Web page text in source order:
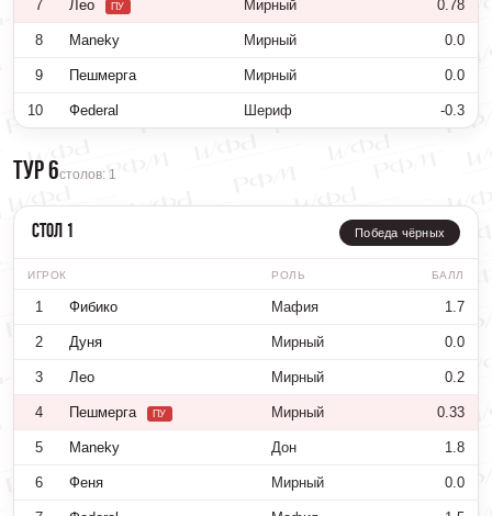
7 Лео ПУ Мирный 0.78
8 Maneky Мирный 0.0
9 Пешмерга Мирный 0.0
10 Фederal Шериф -0.3
Тур 6столов: 1
Стол 1 Победа чёрных
ИГРОК РОЛЬ БАЛЛ
1 Фибико Мафия 1.7
2 Дуня Мирный 0.0
3 Лео Мирный 0.2
4 Пешмерга ПУ Мирный 0.33
5 Maneky Дон 1.8
6 Феня Мирный 0.0